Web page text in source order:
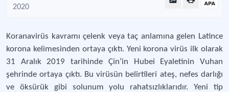
2020
Koranavirüs kavramı çelenk veya taç anlamına gelen Latince
korona kelimesinden ortaya çıktı. Yeni korona virüs ilk olarak
31 Aralık 2019 tarihinde Çin’in Hubei Eyaletinin Vuhan
şehrinde ortaya çıktı. Bu virüsün belirtileri ateş, nefes darlığı
ve öksürük gibi solunum yolu rahatsızlıklarıdır. Yeni tip